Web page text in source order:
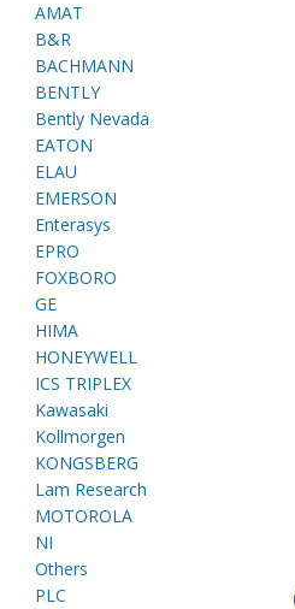
AMAT
B&R
BACHMANN
BENTLY
Bently Nevada
EATON
ELAU
EMERSON
Enterasys
EPRO
FOXBORO
GE
HIMA
HONEYWELL
ICS TRIPLEX
Kawasaki
Kollmorgen
KONGSBERG
Lam Research
MOTOROLA
NI
Others
PLC